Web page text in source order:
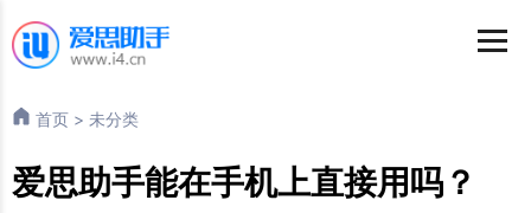
首页 > 未分类
爱思助手能在手机上直接用吗？